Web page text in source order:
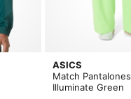
ASICS
Match Pantalones
Illuminate Green